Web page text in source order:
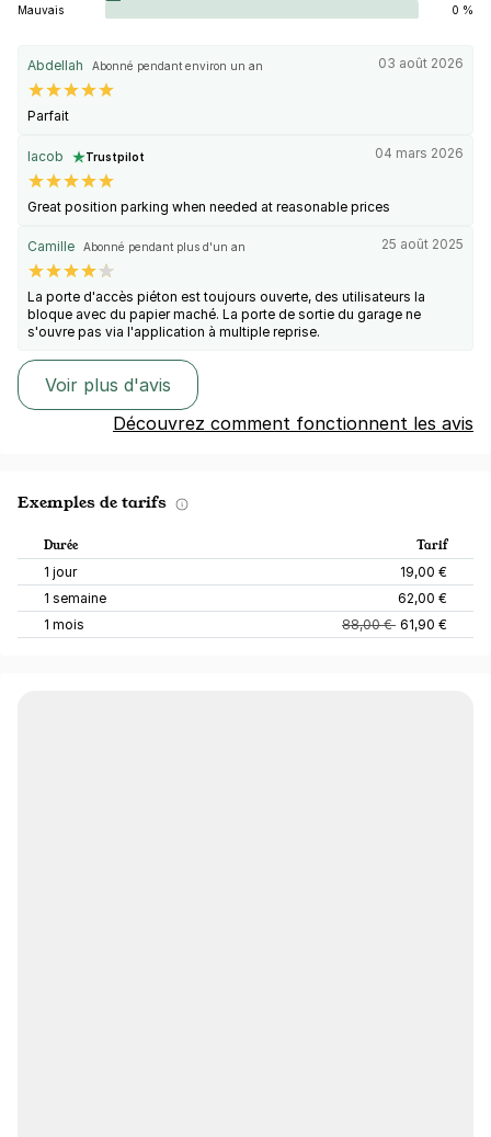
Mauvais
0 %
Abdellah Abonné pendant environ un an 03 août 2026
Parfait
Iacob Trustpilot 04 mars 2026
Great position parking when needed at reasonable prices
Camille Abonné pendant plus d'un an 25 août 2025
La porte d'accès piéton est toujours ouverte, des utilisateurs la
bloque avec du papier maché. La porte de sortie du garage ne
s'ouvre pas via l'application à multiple reprise.
Voir plus d'avis
Découvrez comment fonctionnent les avis
Exemples de tarifs
Durée Tarif
1 jour
19,00 €
1 semaine
62,00 €
1 mois
88,00 € 61,90 €